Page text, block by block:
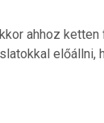
ahhoz ketten
előállni,